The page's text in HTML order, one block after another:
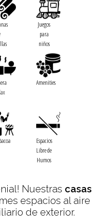
Juegos
para
niños
Amenities
Espacios
Libre de
Humos
Nuestras casas
espacios al aire
de exterior.